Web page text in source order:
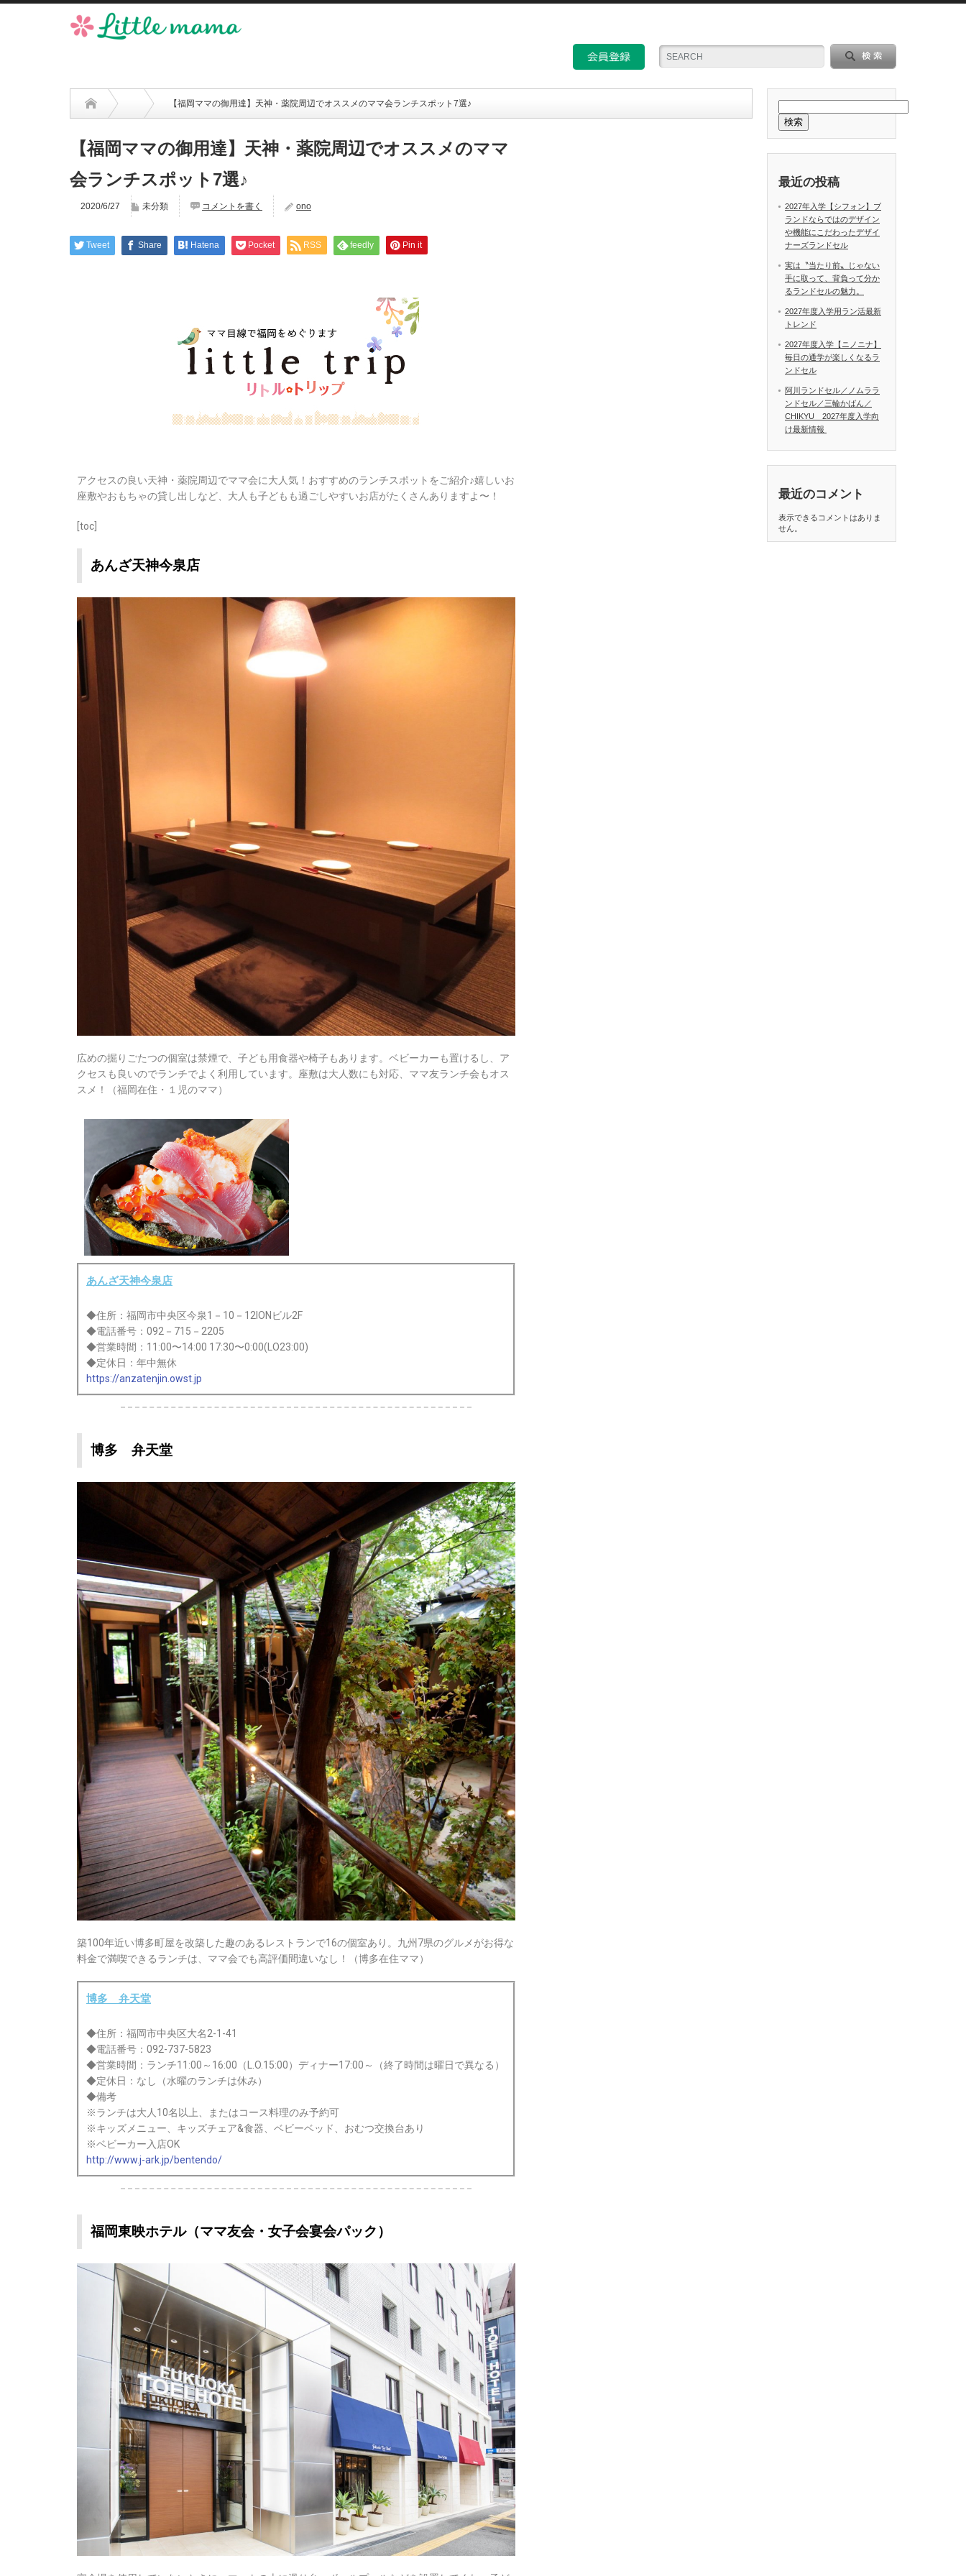
【福岡ママの御用達】天神・薬院周辺でオススメのママ会ランチスポット7選♪
【福岡ママの御用達】天神・薬院周辺でオススメのママ
会ランチスポット7選♪
2020/6/27 未分類 コメントを書く ono
Tweet Share Hatena Pocket RSS feedly Pin it
アクセスの良い天神・薬院周辺でママ会に大人気！おすすめのランチスポットをご紹介♪嬉しいお
座敷やおもちゃの貸し出しなど、大人も子どもも過ごしやすいお店がたくさんありますよ〜！
[toc]
あんざ天神今泉店
広めの掘りごたつの個室は禁煙で、子ども用食器や椅子もあります。ベビーカーも置けるし、ア
クセスも良いのでランチでよく利用しています。座敷は大人数にも対応、ママ友ランチ会もオス
スメ！（福岡在住・１児のママ）
あんざ天神今泉店
◆住所：福岡市中央区今泉1－10－12IONビル2F
◆電話番号：092－715－2205
◆営業時間：11:00〜14:00 17:30〜0:00(LO23:00)
◆定休日：年中無休
https://anzatenjin.owst.jp
博多 弁天堂
築100年近い博多町屋を改築した趣のあるレストランで16の個室あり。九州7県のグルメがお得な
料金で満喫できるランチは、ママ会でも高評価間違いなし！（博多在住ママ）
博多 弁天堂
◆住所：福岡市中央区大名2-1-41
◆電話番号：092-737-5823
◆営業時間：ランチ11:00～16:00（L.O.15:00）ディナー17:00～（終了時間は曜日で異なる）
◆定休日：なし（水曜のランチは休み）
◆備考
※ランチは大人10名以上、またはコース料理のみ予約可
※キッズメニュー、キッズチェア&食器、ベビーベッド、おむつ交換台あり
※ベビーカー入店OK
http://www.j-ark.jp/bentendo/
福岡東映ホテル（ママ友会・女子会宴会パック）
検索
最近の投稿
2027年入学【シフォン】ブ
ランドならではのデザイン
や機能にこだわったデザイ
ナーズランドセル
実は〝当たり前〟じゃない
手に取って、背負って分か
るランドセルの魅力。
2027年度入学用ラン活最新
トレンド
2027年度入学【ニノニナ】
毎日の通学が楽しくなるラ
ンドセル
阿川ランドセル／ノムララ
ンドセル／三輪かばん／
CHIKYU 2027年度入学向
け最新情報
最近のコメント
表示できるコメントはありま
せん。